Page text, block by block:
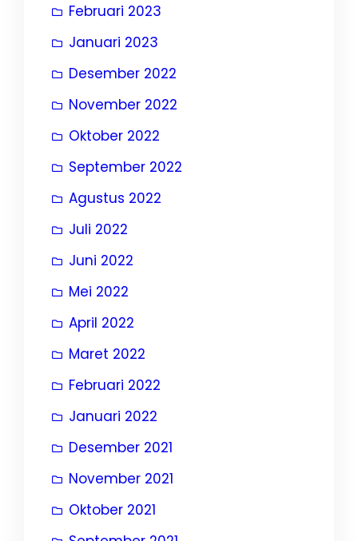
Februari 2023
Januari 2023
Desember 2022
November 2022
Oktober 2022
September 2022
Agustus 2022
Juli 2022
Juni 2022
Mei 2022
April 2022
Maret 2022
Februari 2022
Januari 2022
Desember 2021
November 2021
Oktober 2021